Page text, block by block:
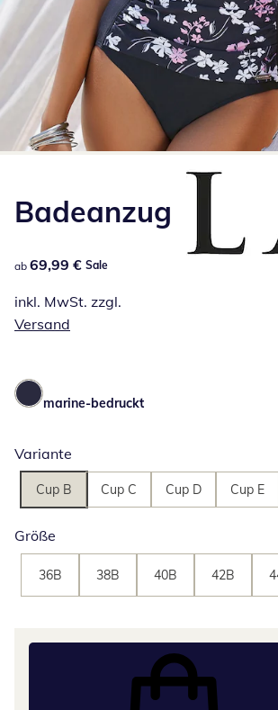
Badeanzug
69,99 €
ab 69,99 € Sale
inkl. MwSt. zzgl.
Versand
marine-bedruckt
Variante
Cup B Cup C Cup D Cup E
Größe
36B 38B 40B 42B